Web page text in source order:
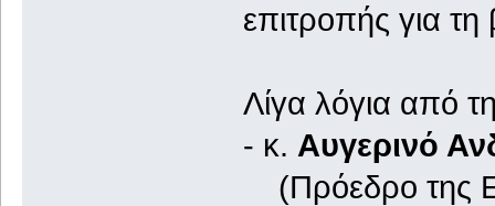
επιτροπής για τη
Λίγα λόγια από
- κ. Αυγερινό
(Πρόεδρο της